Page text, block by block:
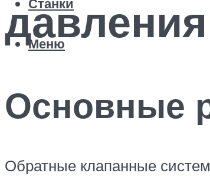
Станки
Меню
Основные
Обратные клапанные